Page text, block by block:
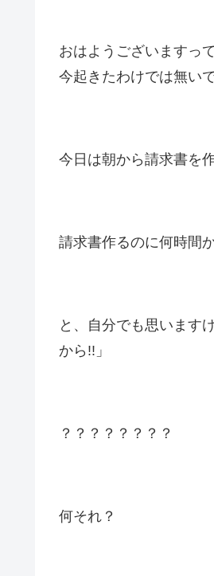
おはようございますっ
今起きたわけでは無い
今日は朝から請求書を
請求書作るのに何時間
と、自分でも思います
から!!」
？？？？？？？？
何それ？